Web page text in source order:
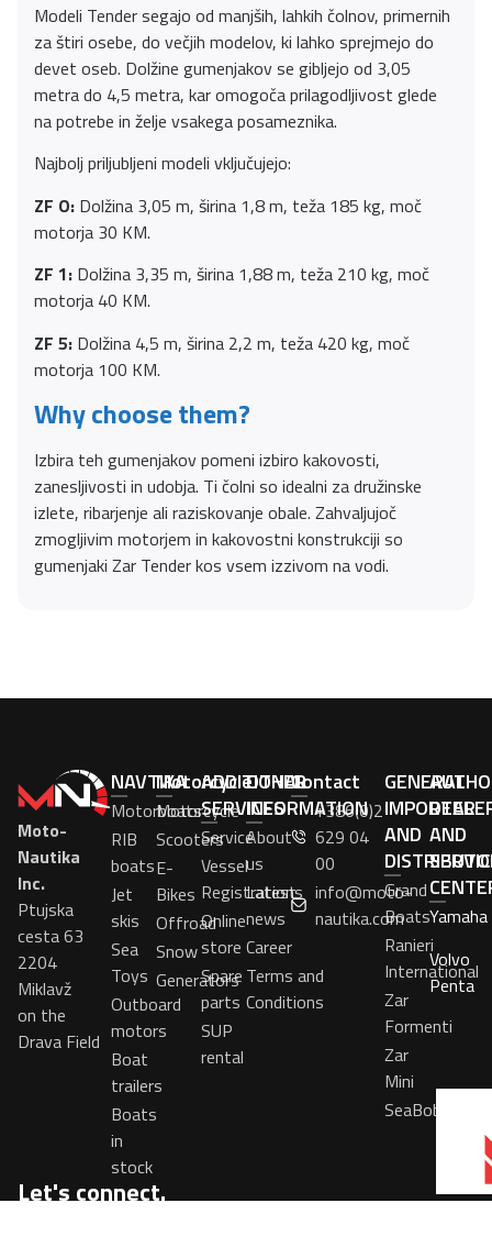
Modeli Tender segajo od manjših, lahkih čolnov, primernih
za štiri osebe, do večjih modelov, ki lahko sprejmejo do
devet oseb. Dolžine gumenjakov se gibljejo od 3,05
metra do 4,5 metra, kar omogoča prilagodljivost glede
na potrebe in želje vsakega posameznika.
Najbolj priljubljeni modeli vključujejo:
ZF O: Dolžina 3,05 m, širina 1,8 m, teža 185 kg, moč
motorja 30 KM.
ZF 1: Dolžina 3,35 m, širina 1,88 m, teža 210 kg, moč
motorja 40 KM.
ZF 5: Dolžina 4,5 m, širina 2,2 m, teža 420 kg, moč
motorja 100 KM.
Why choose them?
Izbira teh gumenjakov pomeni izbiro kakovosti,
zanesljivosti in udobja. Ti čolni so idealni za družinske
izlete, ribarjenje ali raziskovanje obale. Zahvaljujoč
zmogljivim motorjem in kakovostni konstrukciji so
gumenjaki Zar Tender kos vsem izzivom na vodi.
Moto-
Nautika
Inc.
Ptujska
cesta 63
2204
Miklavž
on the
Drava Field
NAVTIKA
Motorboats
RIB
boats
Jet
skis
Sea
Toys
Outboard
motors
Boat
trailers
Boats
in
stock
Motorcycle
Motorcycle
Scooters
E-
Bikes
Offroad
Snow
Generators
ADDITIONAL
SERVICES
Service
Vessel
Registrations
Online
store
Spare
parts
SUP
rental
OTHER
INFORMATION
About
us
Latest
news
Career
Terms and
Conditions
Contact
+386(0)2
629 04
00
info@moto-
nautika.com
GENERAL
IMPORTER
AND
Grand
Boats
Ranieri
International
Zar
Formenti
Zar
Mini
SeaBob
AND
Yamaha
Volvo
Penta
Let's connect.